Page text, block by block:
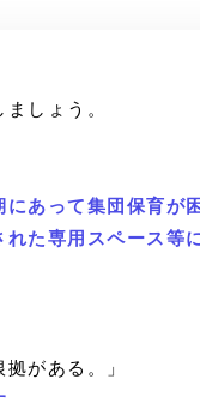
しょう。
あって集団保育が
た専用スペース等
がある。」